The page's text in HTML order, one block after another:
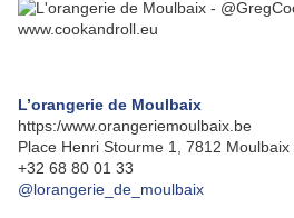
L’orangerie de Moulbaix
https:/www.orangeriemoulbaix.be
Place Henri Stourme 1, 7812 Moulbaix
+32 68 80 01 33
@lorangerie_de_moulbaix